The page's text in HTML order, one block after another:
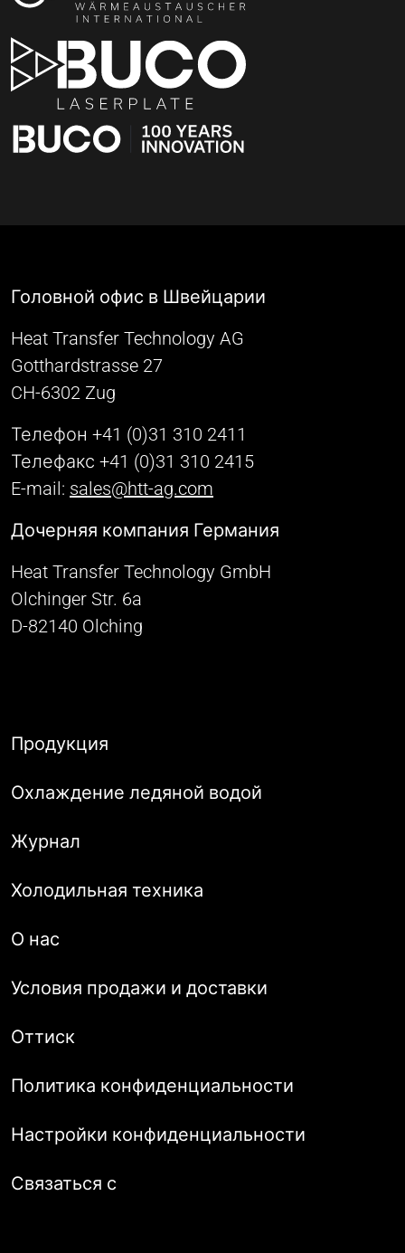
Головной офис в Швейцарии
Heat Transfer Technology AG
Gotthardstrasse 27
CH-6302 Zug
Телефон +41 (0)31 310 2411
Телефакс +41 (0)31 310 2415
E-mail: sales@htt-ag.com
Дочерняя компания Германия
Heat Transfer Technology GmbH
Olchinger Str. 6a
D-82140 Olching
Продукция
Охлаждение ледяной водой
Журнал
Холодильная техника
О нас
Условия продажи и доставки
Оттиск
Политика конфиденциальности
Настройки конфиденциальности
Связаться с